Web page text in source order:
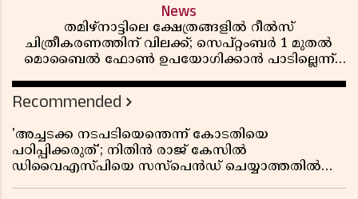
News
തമിഴ്‌നാട്ടിലെ ക്ഷേത്രങ്ങളിൽ റീൽസ്
ചിത്രീകരണത്തിന് വിലക്ക്; സെപ്റ്റംബർ 1 മുതൽ
മൊബൈൽ ഫോൺ ഉപയോഗിക്കാൻ പാടില്ലെന്ന്
Recommended
'അച്ചടക്ക നടപടിയെന്തെന്ന് കോടതിയെ
പഠിപ്പിക്കരുത്'; നിതിൻ രാജ് കേസിൽ
ഡിവൈഎസ്പിയെ സസ്പെൻഡ് ചെയ്യാത്തതിൽ